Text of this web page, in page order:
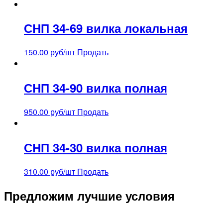
СНП 34-69 вилка локальная
150.00 руб/шт Продать
СНП 34-90 вилка полная
950.00 руб/шт Продать
СНП 34-30 вилка полная
310.00 руб/шт Продать
Предложим лучшие условия